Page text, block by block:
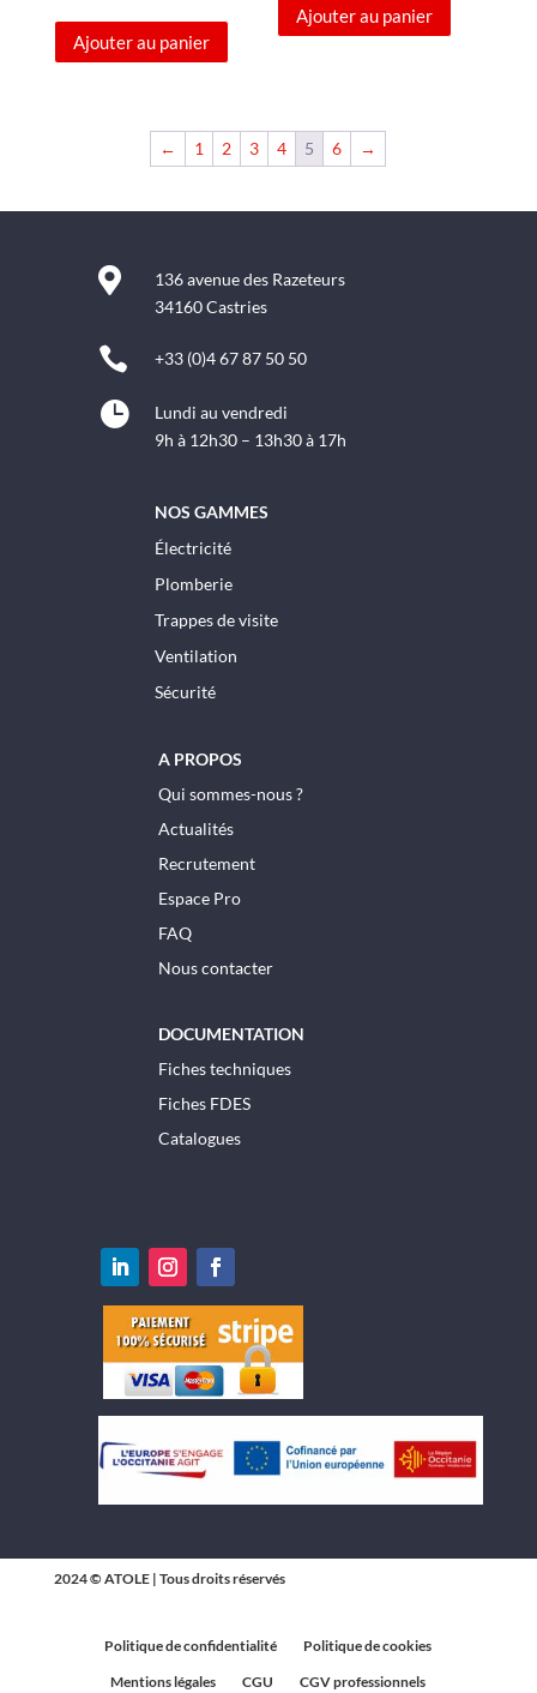
Ajouter au panier
Ajouter au panier
← 1 2 3 4 5 6 →

136 avenue des Razeteurs
34160 Castries
 +33 (0)4 67 87 50 50

Lundi au vendredi
9h à 12h30 – 13h30 à 17h
NOS GAMMES
Électricité
Plomberie
Trappes de visite
Ventilation
Sécurité
A PROPOS
Qui sommes-nous ?
Actualités
Recrutement
Espace Pro
FAQ
Nous contacter
DOCUMENTATION
Fiches techniques
Fiches FDES
Catalogues
2024 © ATOLE | Tous droits réservés
Politique de confidentialité
Politique de cookies
Mentions légales
CGU CGV professionnels